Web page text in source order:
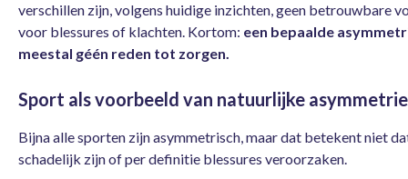
verschillen zijn, volgens huidige inzichten, geen betrouwbare
voor blessures of klachten. Kortom: een bepaalde
meestal géén reden tot zorgen.
Sport als voorbeeld van natuurlijke asymmetrie
Bijna alle sporten zijn asymmetrisch, maar dat betekent niet
schadelijk zijn of per definitie blessures veroorzaken.